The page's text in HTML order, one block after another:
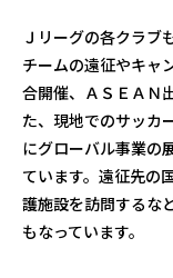
ディオン クールズ
2025～
マレーシア
1996/6/3
Ｃ大阪
ティラパット
2026～
Ｊリーグの各クラブ
チームの遠征やキャ
合開催、ＡＳＥＡＮ
た、現地でのサッカ
にグローバル事業の
ています。遠征先の
護施設を訪問するな
もなっています。